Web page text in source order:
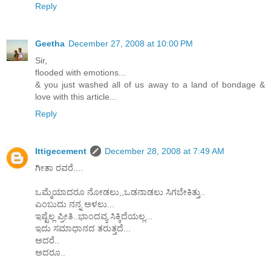
Reply
Geetha December 27, 2008 at 10:00 PM
Sir,
flooded with emotions...
& you just washed all of us away to a land of bondage &
love with this article...
Reply
Ittigecement
December 28, 2008 at 7:49 AM
ಗೀತಾ ರವರೆ....
ಒಮ್ಮೆಯಾದರೂ ನೋಡಲು,,ಒಡನಾಡಲು ಸಿಗಬೇಕಿತ್ತು..
ಎಂಬುದು ನನ್ನ ಅಳಲು...
ಇಷ್ಟೆಲ್ಲ ಪ್ರೀತಿ..ಭಾಂದವ್ಯ ಸಿಕ್ಕಿದೆಯಲ್ಲ...
ಇದು ಸಮಾಧಾನದ ತರುತ್ತದೆ...
ಅದರೆ..
ಅದರೂ..